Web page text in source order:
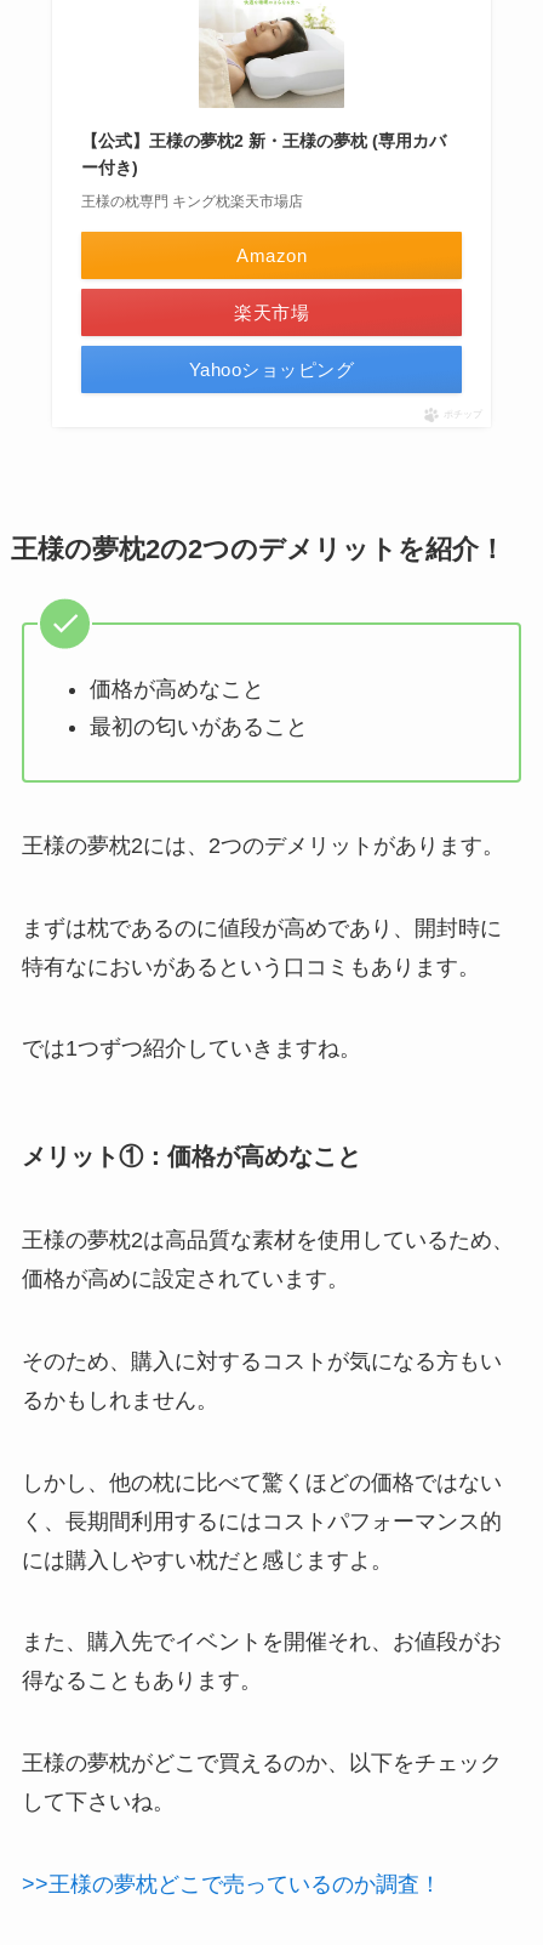
【公式】王様の夢枕2 新・王様の夢枕 (専用カバ
ー付き)
王様の枕専門 キング枕楽天市場店
Amazon
楽天市場
Yahooショッピング
ポチップ
王様の夢枕2の2つのデメリットを紹介！
価格が高めなこと
最初の匂いがあること
王様の夢枕2には、2つのデメリットがあります。
まずは枕であるのに値段が高めであり、開封時に
特有なにおいがあるという口コミもあります。
では1つずつ紹介していきますね。
メリット①：価格が高めなこと
王様の夢枕2は高品質な素材を使用しているため、
価格が高めに設定 されています。
そのため、購入に対するコストが気になる方もい
るかもしれません。
しかし、他の枕に比べて驚くほどの価格ではない
く、長期間利用するにはコストパフォーマンス的
には購入しやすい枕だと感じますよ。
また、購入先でイベントを開催それ、お値段がお
得なることもあります。
王様の夢枕がどこで買えるのか、以下をチェック
して下さいね。
>>王様の夢枕どこで売っているのか調査！